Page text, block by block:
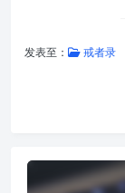
发表至： 戒者录